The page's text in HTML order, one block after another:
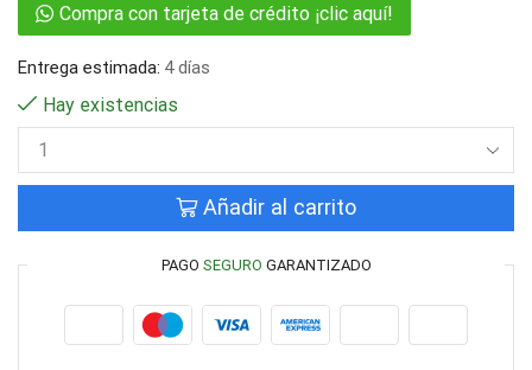
Compra con tarjeta de crédito ¡clic aquí!
Entrega estimada: 4 días
Hay existencias
Añadir al carrito
PAGO SEGURO GARANTIZADO